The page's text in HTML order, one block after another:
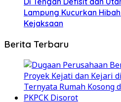
Lampung Kucurkan
Kejaksaan
Berita Terbaru